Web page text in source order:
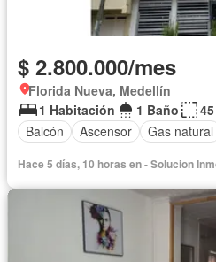
$ 2.800.000/mes
Florida Nueva, Medellín
1 Habitación
1 Baño
Balcón
Ascensor Gas natural
Hace 5 días, 10 horas en - Solucion